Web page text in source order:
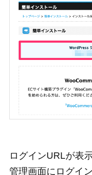
ログインURLが表
管理画面にログイ